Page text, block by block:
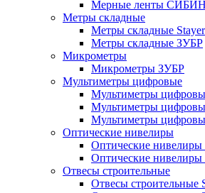
Мерные ленты СИБИН
Метры складные
Метры складные Stayer
Метры складные ЗУБР
Микрометры
Микрометры ЗУБР
Мультиметры цифровые
Мультиметры
Мультиметры
Мультиметры
Оптические нивелиры
Оптические нивелиры
Оптические
Отвесы строительные
Отвесы строительные